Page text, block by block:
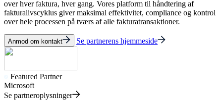
over hver faktura, hver gang. Vores platform til håndtering af
fakturalivscyklus giver maksimal effektivitet, compliance og kontrol
over hele processen på tværs af alle fakturatransaktioner.
Anmod om kontakt Se partnerens hjemmeside
Featured Partner
Microsoft
Se partneroplysninger